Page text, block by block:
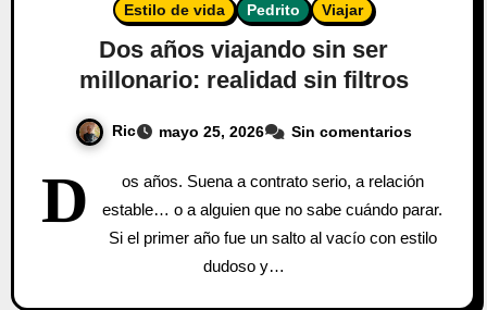
Estilo de vida Pedrito Viajar
Dos años viajando sin ser
millonario: realidad sin filtros
Ric mayo 25, 2026 Sin comentarios
D
os años. Suena a contrato serio, a relación
estable… o a alguien que no sabe cuándo parar.
Si el primer año fue un salto al vacío con estilo
dudoso y…